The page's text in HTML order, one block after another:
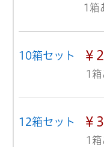
1箱
10箱セット ￥
1
12箱セット ￥
1